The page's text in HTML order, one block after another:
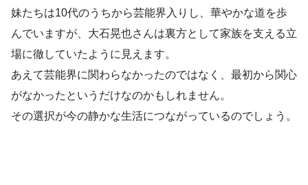
妹たちは10代のうちから芸能界入りし、華やかな道を歩
んでいますが、大石晃也さんは裏方として家族を支える立
場に徹していたように見えます。
あえて芸能界に関わらなかったのではなく、最初から関心
がなかったというだけなのかもしれません。
その選択が今の静かな生活につながっているのでしょう。